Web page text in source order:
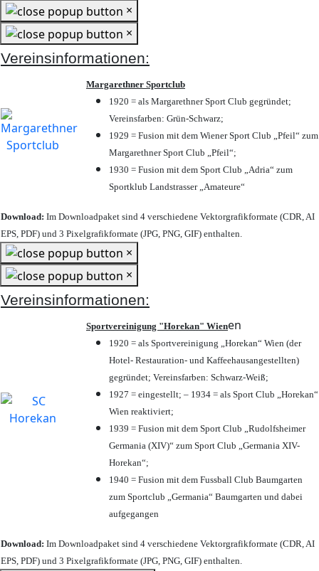
×
×
Vereinsinformationen:
Margarethner Sportclub
1920 = als Margarethner Sport Club gegründet;
Vereinsfarben: Grün-Schwarz;
1929 = Fusion mit dem Wiener Sport Club „Pfeil“ zum
Margarethner Sport Club „Pfeil“;
1930 = Fusion mit dem Sport Club „Adria“ zum
Sportklub Landstrasser „Amateure“
Download: Im Downloadpaket sind 4 verschiedene Vektorgrafikformate (CDR, AI
EPS, PDF) und 3 Pixelgrafikformate (JPG, PNG, GIF) enthalten.
×
×
Vereinsinformationen:
Sportvereinigung "Horekan" Wienen
1920 = als Sportvereinigung „Horekan“ Wien (der
Hotel- Restauration- und Kaffeehausangestellten)
gegründet; Vereinsfarben: Schwarz-Weiß;
1927 = eingestellt; – 1934 = als Sport Club „Horekan“
Wien reaktiviert;
1939 = Fusion mit dem Sport Club „Rudolfsheimer
Germania (XIV)“ zum Sport Club „Germania XIV-
Horekan“;
1940 = Fusion mit dem Fussball Club Baumgarten
zum Sportclub „Germania“ Baumgarten und dabei
aufgegangen
Download: Im Downloadpaket sind 4 verschiedene Vektorgrafikformate (CDR, AI
EPS, PDF) und 3 Pixelgrafikformate (JPG, PNG, GIF) enthalten.